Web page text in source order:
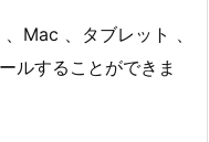
Mac 、タブレット 、
ルすることができま